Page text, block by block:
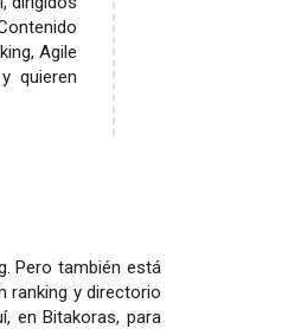
Agile
quieren
Pero también está
ranking y directorio
en Bitakoras, para